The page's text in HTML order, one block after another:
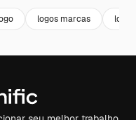
logos marcas logo